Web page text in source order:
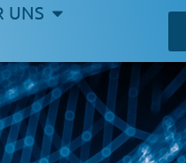
UNS